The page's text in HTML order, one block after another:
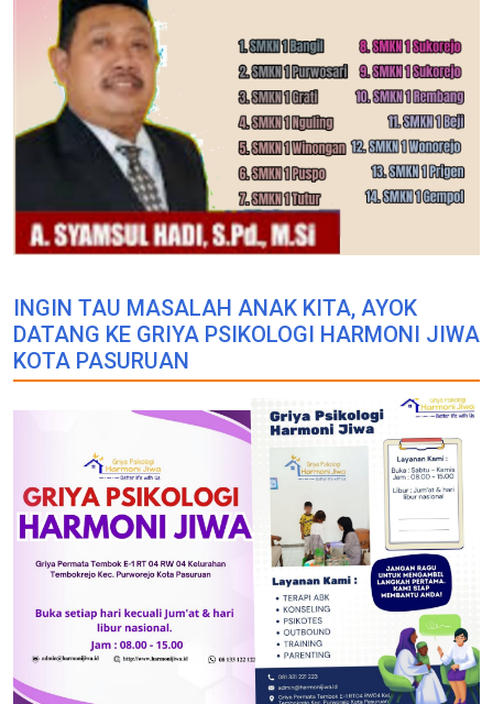
INGIN TAU MASALAH ANAK KITA, AYOK
DATANG KE GRIYA PSIKOLOGI HARMONI JIWA
KOTA PASURUAN